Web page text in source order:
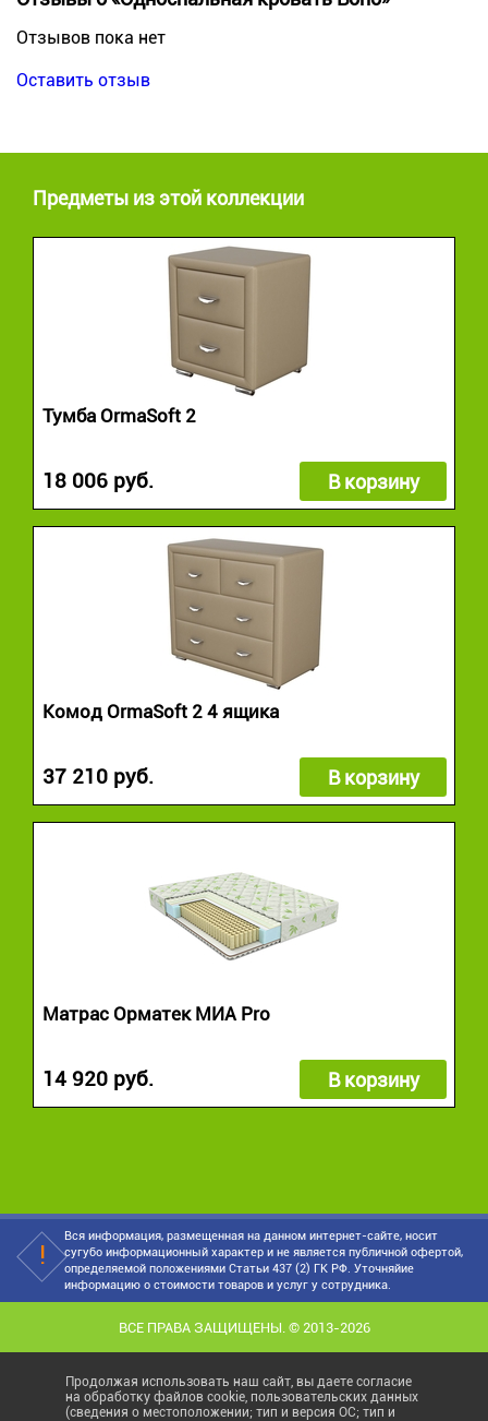
Отзывов пока нет
Оставить отзыв
Предметы из этой коллекции
Тумба OrmaSoft 2
18 006 руб. В корзину
Комод OrmaSoft 2 4 ящика
37 210 руб. В корзину
Матрас Орматек МИА Pro
14 920 руб. В корзину
Вся информация, размещенная на данном интернет-сайте, носит
сугубо информационный характер и не является публичной офертой,
определяемой положениями Статьи 437 (2) ГК РФ. Уточняйие
информацию о стоимости товаров и услуг у сотрудника.
ВСЕ ПРАВА ЗАЩИЩЕНЫ. © 2013-2026
Продолжая использовать наш сайт, вы даете согласие
на обработку файлов cookie, пользовательских данных
(сведения о местоположении; тип и версия ОС; тип и